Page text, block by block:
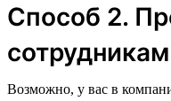
Способ 2.
Возможно, у вас в